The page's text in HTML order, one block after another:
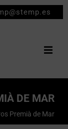
DE MAR
Premià de Mar